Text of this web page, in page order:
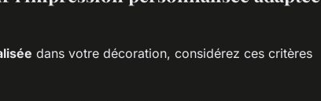
dans votre décoration, considérez ces critères